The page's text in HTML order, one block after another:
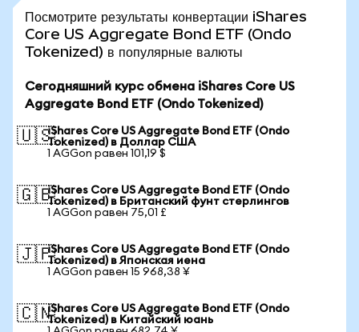
Посмотрите результаты конвертации iShares
Core US Aggregate Bond ETF (Ondo
Tokenized) в популярные валюты
Сегодняшний курс обмена iShares Core US
Aggregate Bond ETF (Ondo Tokenized)
🇺🇸iShares Core US Aggregate Bond ETF (Ondo
Tokenized) в Доллар США
1 AGGon равен 101,19 $
🇬🇧iShares Core US Aggregate Bond ETF (Ondo
Tokenized) в Британский фунт стерлингов
1 AGGon равен 75,01 £
🇯🇵iShares Core US Aggregate Bond ETF (Ondo
Tokenized) в Японская иена
1 AGGon равен 15 968,38 ¥
🇨🇳iShares Core US Aggregate Bond ETF (Ondo
Tokenized) в Китайский юань